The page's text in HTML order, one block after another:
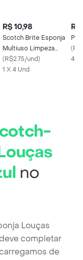
R$ 10,98
Scotch Brite Esponja
Multiuso Limpeza
Extrema
(R$2.75/und)
1 X 4 Und
R$
(
no
Louças
completar
de